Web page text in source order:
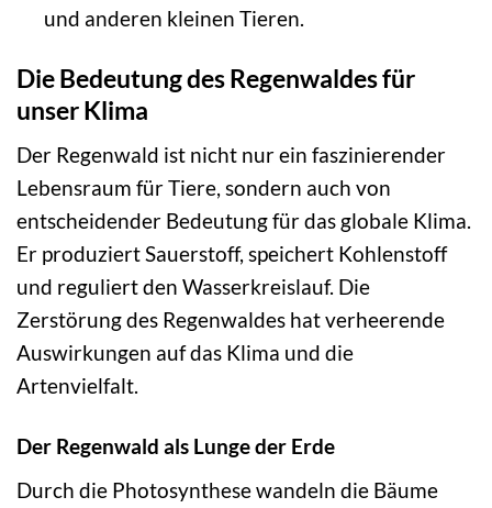
und anderen kleinen Tieren.
Die Bedeutung des Regenwaldes für
unser Klima
Der Regenwald ist nicht nur ein faszinierender
Lebensraum für Tiere, sondern auch von
entscheidender Bedeutung für das globale Klima.
Er produziert Sauerstoff, speichert Kohlenstoff
und reguliert den Wasserkreislauf. Die
Zerstörung des Regenwaldes hat verheerende
Auswirkungen auf das Klima und die
Artenvielfalt.
Der Regenwald als Lunge der Erde
Durch die Photosynthese wandeln die Bäume